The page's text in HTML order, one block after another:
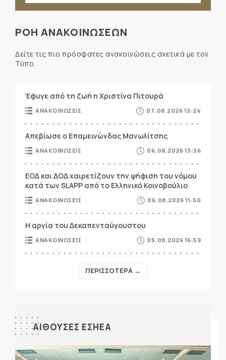
ΡΟΗ ΑΝΑΚΟΙΝΩΣΕΩΝ
Δείτε τις πιο πρόσφατες ανακοινώσεις σχετικά με τον
Τύπο.
Έφυγε από τη ζωή η Χριστίνα Πιτουρά
ΑΝΑΚΟΙΝΩΣΕΙΣ 07.08.2026 12:24
Απεβίωσε ο Επαμεινώνδας Μανωλίτσης
ΑΝΑΚΟΙΝΩΣΕΙΣ 06.08.2026 13:36
ΕΟΔ και ΔΟΔ χαιρετίζουν την ψήφιση του νόμου
κατά των SLAPP από το Ελληνικό Κοινοβούλιο
ΑΝΑΚΟΙΝΩΣΕΙΣ 06.08.2026 11:50
Η αργία του Δεκαπενταύγουστου
ΑΝΑΚΟΙΝΩΣΕΙΣ 05.08.2026 16:59
ΠΕΡΙΣΣΟΤΕΡΑ →
ΑΙΘΟΥΣΕΣ ΕΣΗΕΑ